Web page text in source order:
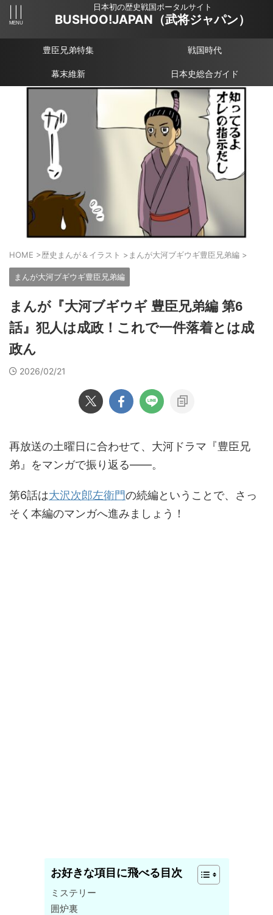
日本初の歴史戦国ポータルサイト
BUSHOO!JAPAN（武将ジャパン）
豊臣兄弟特集 戦国時代
幕末維新 日本史総合ガイド
HOME >歴史まんが＆イラスト > まんが大河ブギウギ豊臣兄弟編 >
まんが大河ブギウギ豊臣兄弟編
まんが『大河ブギウギ 豊臣兄弟編 第6
話』犯人は成政！これで一件落着とは成
政ん
2026/02/21
再放送の土曜日に合わせて、大河ドラマ『豊臣兄
弟』をマンガで振り返る――。
第6話は大沢次郎左衛門の続編ということで、さっ
そく本編のマンガへ進みましょう！
お好きな項目に飛べる目次
ミステリー
囲炉裏